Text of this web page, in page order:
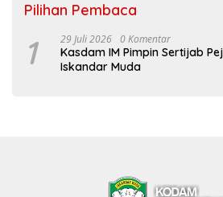
Pilihan Pembaca
1 29 Juli 2026 0 Komentar
Kasdam IM Pimpin Sertijab
Iskandar Muda